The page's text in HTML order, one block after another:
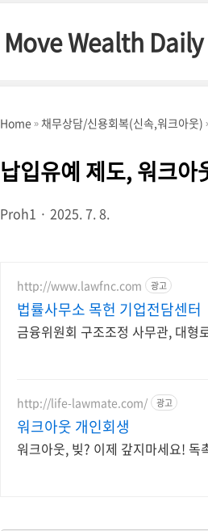
Move Wealth Daily
Home 채무상담/신용회복(신속,워크아웃)
납입유예 제도, 워크아
Proh1 2025. 7. 8.
http://www.lawfnc.com 광고
법률사무소 목헌 기업전담센터
금융위원회 구조조정 사무관, 대형
http://life-lawmate.com/ 광고
워크아웃 개인회생
워크아웃, 빚? 이제 갚지마세요! 독